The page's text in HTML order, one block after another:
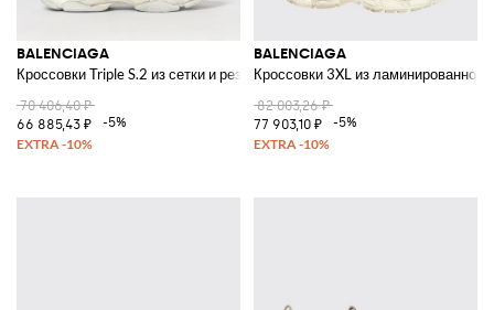
BALENCIAGA
Кроссовки Triple S.2 из сетки и резины
70 406,40 ₽
66 885,43 ₽
-5%
BALENCIAGA
Кроссовки 3XL из ламинированной
82 003,26 ₽
77 903,10 ₽
-5%